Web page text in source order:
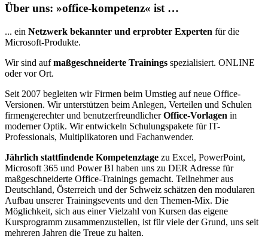
Über uns: »office-kompetenz« ist …
... ein Netzwerk bekannter und erprobter Experten für die
Microsoft-Produkte.
Wir sind aufmaßgeschneiderte Trainings spezialisiert. ONLINE
oder vor Ort.
Seit 2007 begleiten wir Firmen beim Umstieg auf neue Office-
Versionen. Wir unterstützen beim Anlegen, Verteilen und Schulen
firmengerechter und benutzerfreundlicherOffice-Vorlagen in
moderner Optik. Wir entwickeln Schulungspakete für IT-
Professionals, Multiplikatoren und Fachanwender.
Jährlich stattfindende Kompetenztage zu Excel, PowerPoint,
Microsoft 365 und Power BI haben uns zu DER Adresse für
maßgeschneiderte Office-Trainings gemacht. Teilnehmer aus
Deutschland, Österreich und der Schweiz schätzen den modularen
Aufbau unserer Trainingsevents und den Themen-Mix. Die
Möglichkeit, sich aus einer Vielzahl von Kursen das eigene
Kursprogramm zusammenzustellen, ist für viele der Grund, uns seit
mehreren Jahren die Treue zu halten.